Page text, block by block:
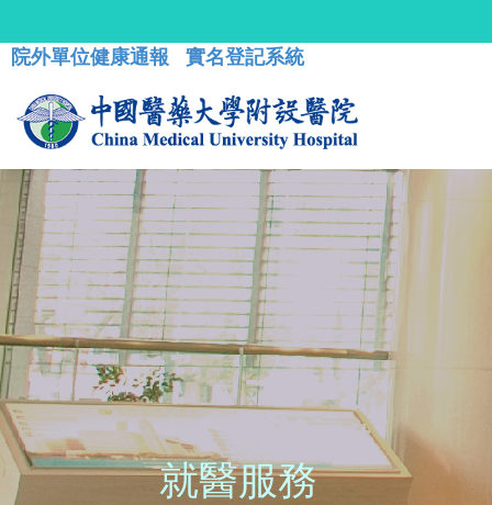
院外單位健康通報 實名登記系統
就醫服務